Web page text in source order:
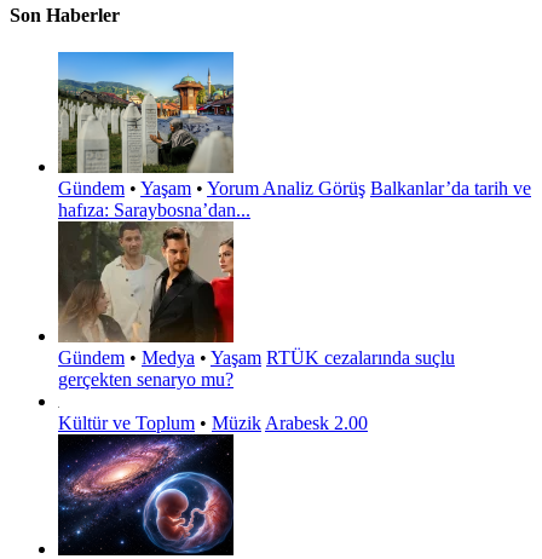
Son Haberler
Gündem • Yaşam • Yorum Analiz Görüş Balkanlar’da tarih ve
hafıza: Saraybosna’dan...
Gündem • Medya • Yaşam RTÜK cezalarında suçlu
gerçekten senaryo mu?
Kültür ve Toplum • MüzikArabesk 2.00